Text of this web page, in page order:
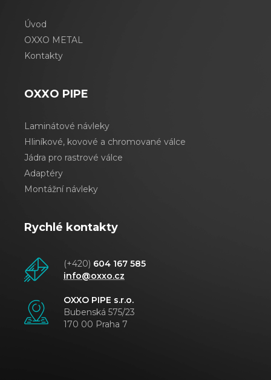
Úvod
OXXO METAL
Kontakty
OXXO PIPE
Laminátové návleky
Hliníkové, kovové a chromované válce
Jádra pro rastrové válce
Adaptéry
Montážní návleky
Rychlé kontakty
(+420) 604 167 585
info@oxxo.cz
OXXO PIPE s.r.o.
Bubenská 575/23
170 00 Praha 7